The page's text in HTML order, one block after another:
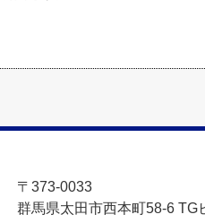
〒373-0033
群馬県太田市西本町58-6 TG